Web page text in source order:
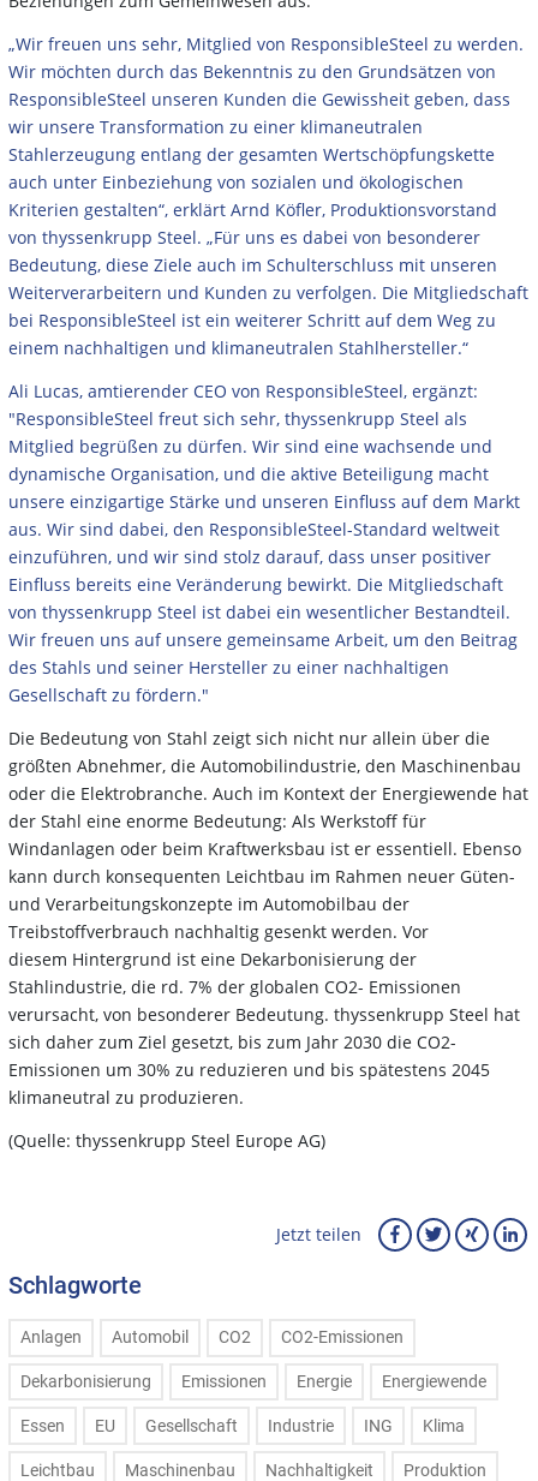
„Wir freuen uns sehr, Mitglied von ResponsibleSteel zu werden.
Wir möchten durch das Bekenntnis zu den Grundsätzen von
ResponsibleSteel unseren Kunden die Gewissheit geben, dass
wir unsere Transformation zu einer klimaneutralen
Stahlerzeugung entlang der gesamten Wertschöpfungskette
auch unter Einbeziehung von sozialen und ökologischen
Kriterien gestalten“, erklärt Arnd Köfler, Produktionsvorstand
von thyssenkrupp Steel. „Für uns es dabei von besonderer
Bedeutung, diese Ziele auch im Schulterschluss mit unseren
Weiterverarbeitern und Kunden zu verfolgen. Die Mitgliedschaft
bei ResponsibleSteel ist ein weiterer Schritt auf dem Weg zu
einem nachhaltigen und klimaneutralen Stahlhersteller.“
Ali Lucas, amtierender CEO von ResponsibleSteel, ergänzt:
"ResponsibleSteel freut sich sehr, thyssenkrupp Steel als
Mitglied begrüßen zu dürfen. Wir sind eine wachsende und
dynamische Organisation, und die aktive Beteiligung macht
unsere einzigartige Stärke und unseren Einfluss auf dem Markt
aus. Wir sind dabei, den ResponsibleSteel-Standard weltweit
einzuführen, und wir sind stolz darauf, dass unser positiver
Einfluss bereits eine Veränderung bewirkt. Die Mitgliedschaft
von thyssenkrupp Steel ist dabei ein wesentlicher Bestandteil.
Wir freuen uns auf unsere gemeinsame Arbeit, um den Beitrag
des Stahls und seiner Hersteller zu einer nachhaltigen
Gesellschaft zu fördern."
Die Bedeutung von Stahl zeigt sich nicht nur allein über die
größten Abnehmer, die Automobilindustrie, den Maschinenbau
oder die Elektrobranche. Auch im Kontext der Energiewende hat
der Stahl eine enorme Bedeutung: Als Werkstoff für
Windanlagen oder beim Kraftwerksbau ist er essentiell. Ebenso
kann durch konsequenten Leichtbau im Rahmen neuer Güten-
und Verarbeitungskonzepte im Automobilbau der
Treibstoffverbrauch nachhaltig gesenkt werden. Vor
diesem Hintergrund ist eine Dekarbonisierung der
Stahlindustrie, die rd. 7% der globalen CO2- Emissionen
verursacht, von besonderer Bedeutung. thyssenkrupp Steel hat
sich daher zum Ziel gesetzt, bis zum Jahr 2030 die CO2-
Emissionen um 30% zu reduzieren und bis spätestens 2045
klimaneutral zu produzieren.
(Quelle: thyssenkrupp Steel Europe AG)
Jetzt teilen
Schlagworte
Anlagen Automobil CO2 CO2-Emissionen
Dekarbonisierung Emissionen Energie Energiewende
Essen EU Gesellschaft Industrie ING Klima
Leichtbau Maschinenbau Nachhaltigkeit Produktion